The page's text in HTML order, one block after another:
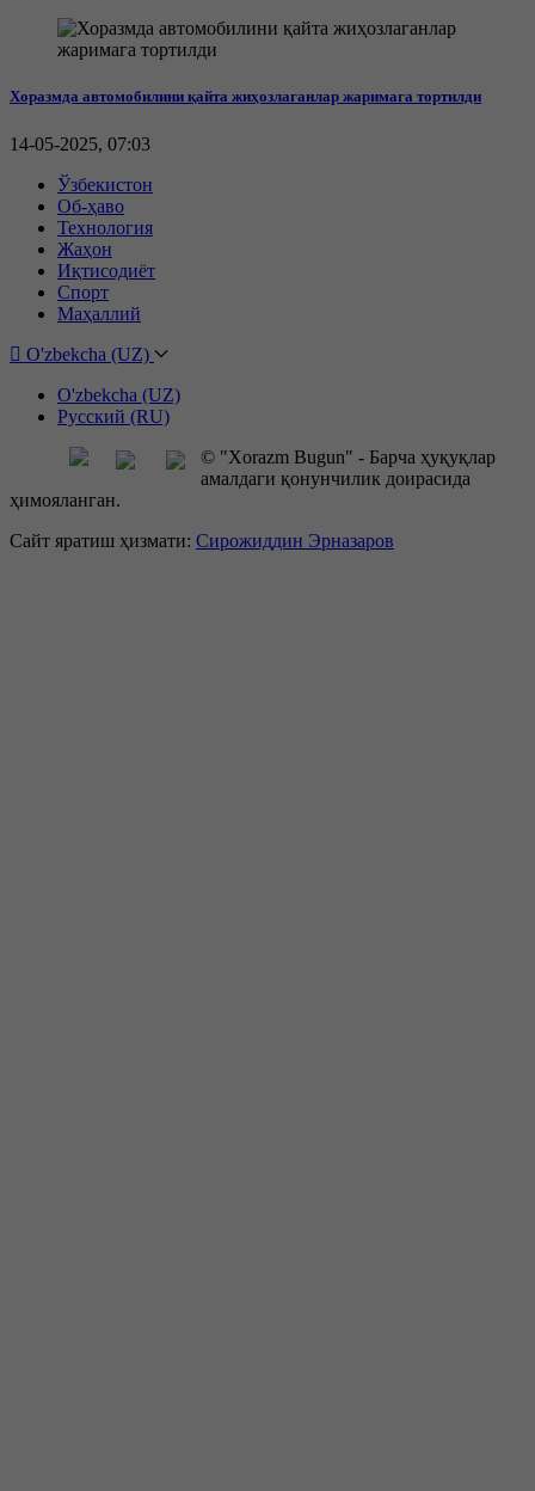
Хоразмда автомобилини қайта жиҳозлаганлар жаримага тортилди
14-05-2025, 07:03
Ўзбекистон
Об-ҳаво
Технология
Жаҳон
Иқтисодиёт
Спорт
Маҳаллий
O'zbekcha (UZ)
O'zbekcha (UZ)
Русский (RU)
© "Xorazm Bugun" - Барча ҳуқуқлар
амалдаги қонунчилик доирасида
ҳимояланган.
Сайт яратиш ҳизмати: Сирожиддин Эрназаров